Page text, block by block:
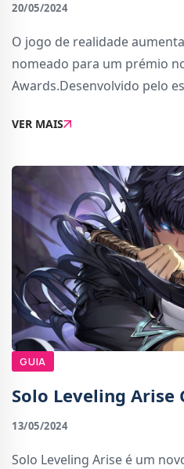
20/05/2024
O jogo de realidade
nomeado para um prémio
Awards.Desenvolvido pelo
iPhone em que podes
VER MAIS
GUIA
Solo Leveling Arise
13/05/2024
Solo Leveling Arise é um